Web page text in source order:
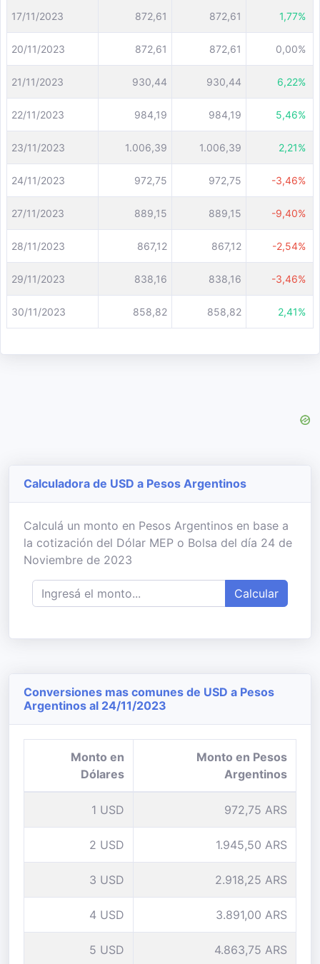
17/11/2023 872,61 872,61 1,77%
20/11/2023 872,61 872,61 0,00%
21/11/2023 930,44 930,44 6,22%
22/11/2023 984,19 984,19 5,46%
23/11/2023 1.006,39 1.006,39 2,21%
24/11/2023 972,75 972,75 -3,46%
27/11/2023 889,15 889,15 -9,40%
28/11/2023 867,12 867,12 -2,54%
29/11/2023 838,16 838,16 -3,46%
30/11/2023 858,82 858,82 2,41%
Calculadora de USD a Pesos Argentinos
Calculá un monto en Pesos Argentinos en base a
la cotización del Dólar MEP o Bolsa del día 24 de
Noviembre de 2023
Calcular
Conversiones mas comunes de USD a Pesos
Argentinos al 24/11/2023
Monto en
Dólares
Monto en Pesos
Argentinos
1 USD 972,75 ARS
2 USD 1.945,50 ARS
3 USD 2.918,25 ARS
4 USD 3.891,00 ARS
5 USD 4.863,75 ARS